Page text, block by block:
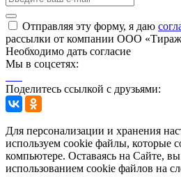
Отправляя эту форму, я даю
рассылки от компании ООО
Необходимо дать согласие
Мы в соцсетях:
Поделитесь ссылкой с друзьями:
Для персонализации и хранения
используем cookie файлы, которые
компьютере. Оставаясь на Сайте, вы
использованием cookie файлов на